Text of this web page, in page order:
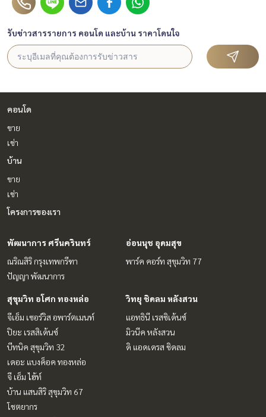
รับข่าวสารรายการ คอนโด และบ้าน ราคาโดนใจ
คอนโด
ขาย
เช่า
บ้าน
ขาย
เช่า
โครงการของเรา
พัฒนาการ ศรีนครินทร์
ณริณสิริ กรุงเทพกรีฑา
ปัญญา พัฒนาการ
อ่อนนุช อุดมสุข
พาร์ค คอร์ท สุขุมวิท 77
สุขุมวิท อโศก ทองหล่อ
จีเอ็ม เซอร์วิส อพาร์ตเมนท์
ปิยะ เรสสิเด้นซ์
บีทนิค สุขุมวิท 32
เดอะ แบงค็อค ทองหล่อ
จี เอ็ม ไฮ้ท์
บ้าน แสนสิริ สุขุมวิท 67
โชตยากร
วิทยุ ชิดลม หลังสวน
แอทธินี เรสซิเด้นซ์
มิวนีค หลังสวน
ดิ แอดเดรส ชิดลม